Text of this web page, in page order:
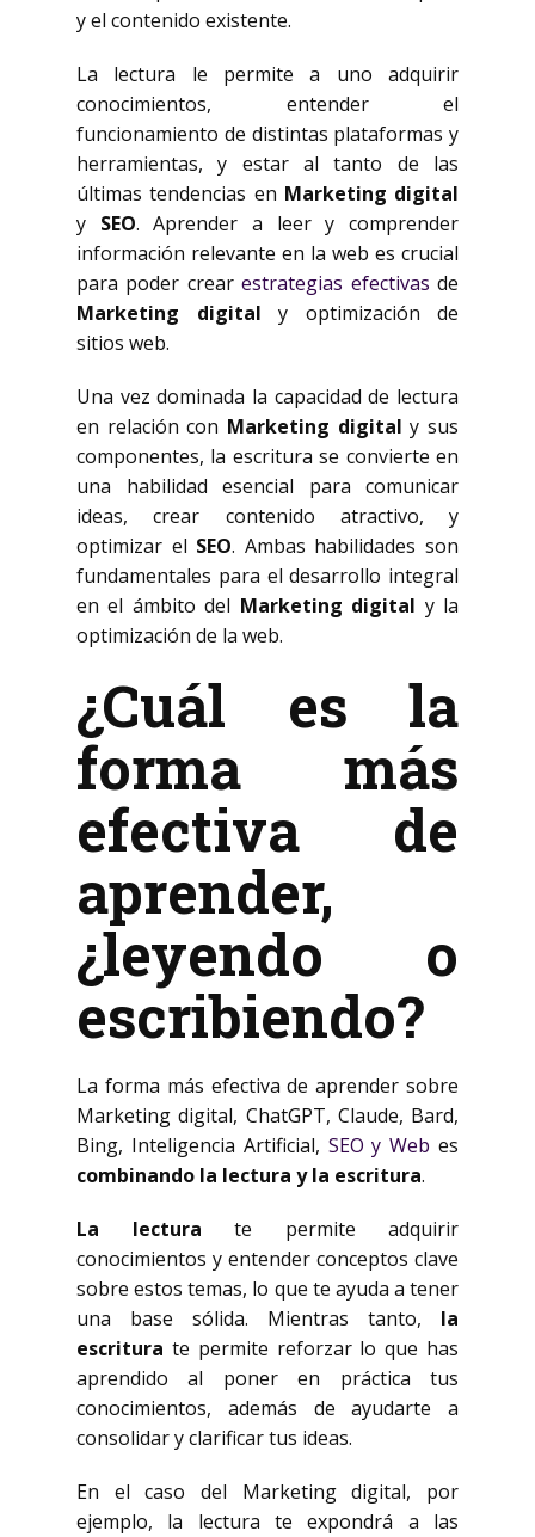
y el contenido existente.
La lectura le permite a uno adquirir
conocimientos, entender el
funcionamiento de distintas plataformas y
herramientas, y estar al tanto de las
últimas tendencias en Marketing digital
y SEO. Aprender a leer y comprender
información relevante en la web es crucial
para poder crearestrategias efectivas de
Marketing digital y optimización de
sitios web.
Una vez dominada la capacidad de lectura
en relación con Marketing digital y sus
componentes, la escritura se convierte en
una habilidad esencial para comunicar
ideas, crear contenido atractivo, y
optimizar el SEO. Ambas habilidades son
fundamentales para el desarrollo integral
en el ámbito del Marketing digital y la
optimización de la web.
¿Cuál es la
forma más
efectiva de
aprender,
¿leyendo o
escribiendo?
La forma más efectiva de aprender sobre
Marketing digital, ChatGPT, Claude, Bard,
Bing, Inteligencia Artificial, SEO y Web es
combinando la lectura y la escritura.
La lectura te permite adquirir
conocimientos y entender conceptos clave
sobre estos temas, lo que te ayuda a tener
una base sólida. Mientras tanto, la
escritura te permite reforzar lo que has
aprendido al poner en práctica tus
conocimientos, además de ayudarte a
consolidar y clarificar tus ideas.
En el caso del Marketing digital, por
ejemplo, la lectura te expondrá a las